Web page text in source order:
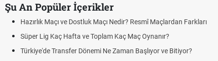
Şu An Popüler İçerikler
Hazırlık Maçı ve Dostluk Maçı Nedir? Resmî Maçlardan Farkları
Süper Lig Kaç Hafta ve Toplam Kaç Maç Oynanır?
Türkiye'de Transfer Dönemi Ne Zaman Başlıyor ve Bitiyor?